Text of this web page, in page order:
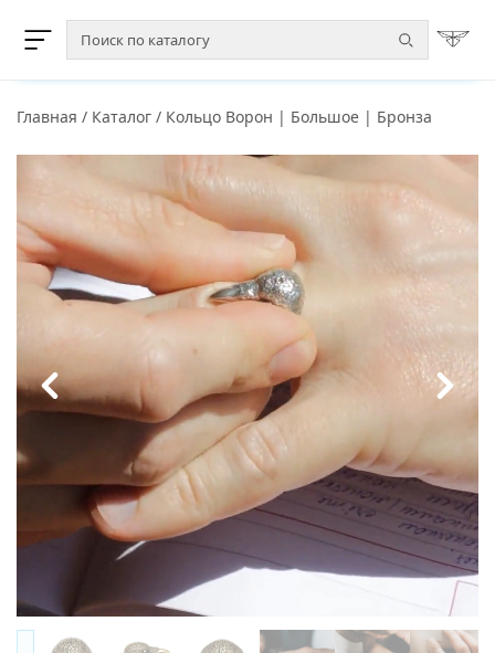
Главная / Каталог / Кольцо Ворон | Большое | Бронза